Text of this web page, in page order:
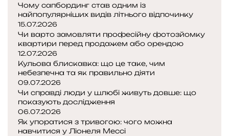
Чому сапбординг став одним із
найпопулярніших видів літнього відпочинку
15.07.2026
Чи варто замовляти професійну фотозйомку
квартири перед продажем або орендою
12.07.2026
Кульова блискавка: що це таке, чим
небезпечна та як правильно діяти
09.07.2026
Чи справді люди у шлюбі живуть довше: що
показують дослідження
06.07.2026
Як упоратися з тривогою: чого можна
навчитися у Ліонеля Мессі